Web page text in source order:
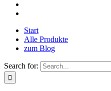
Start
Alle Produkte
zum Blog
Search for: